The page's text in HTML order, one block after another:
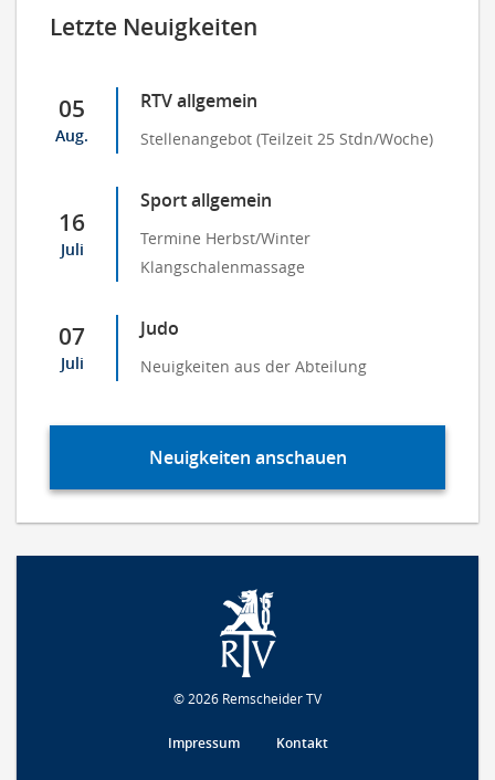
Letzte Neuigkeiten
05
Aug.
RTV allgemein
Stellenangebot (Teilzeit 25 Stdn/Woche)
16
Juli
Sport allgemein
Termine Herbst/Winter
Klangschalenmassage
07
Juli
Judo
Neuigkeiten aus der Abteilung
Neuigkeiten anschauen
© 2026 Remscheider TV
Impressum Kontakt